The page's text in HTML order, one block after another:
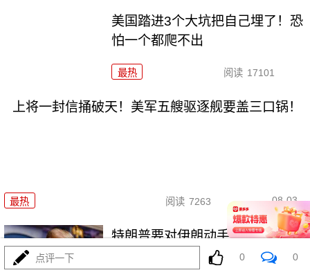
美国踏进3个大坑把自己埋了！恐
怕一个都爬不出
最热 阅读 17101
上将一封信捅破天！美军五艘驱逐舰要盖三口锅！
最热 阅读 7263 08-03
特朗普要对伊朗动手？最狠的还
没来，最骚的来了
点评一下 0 0